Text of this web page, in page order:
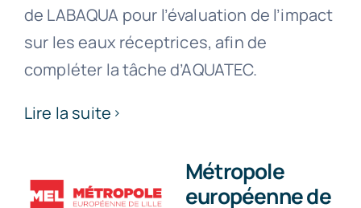
de LABAQUA pour l’évaluation de l’impact
sur les eaux réceptrices, afin de
compléter la tâche d’AQUATEC.
Lire la suite
Métropole
européenne de